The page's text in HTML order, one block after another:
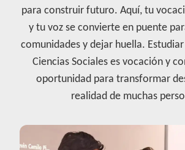
para construir futuro. Aquí, tu
y tu voz se convierte en puente
comunidades y dejar huella.
Ciencias Sociales es vocación y
oportunidad para transformar
realidad de muchas